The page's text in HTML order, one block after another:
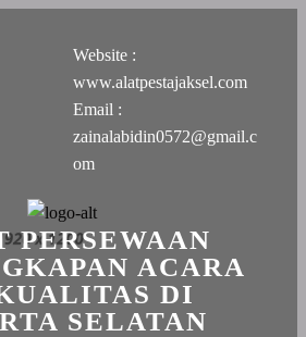
Website :
www.alatpestajaksel.com
Email :
zainalabidin0572@gmail.c
om
PERSEWAAN
ACARA
DI
SELATAN